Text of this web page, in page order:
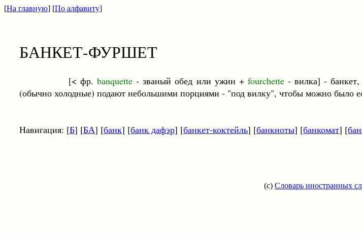
[На главную] [По алфавиту]
БАНКЕТ-ФУРШЕТ
[< фр. banquette- званый обед или ужин +fourchette - вилка] - банкет,
(обычно холодные) подают небольшими порциями - "под вилку", чтобы можно было
Навигация: [Б] [БА] [банк] [банк дафэр] [банкет-коктейль] [банкноты] [банкомат] [
(c) Словарь иностранных